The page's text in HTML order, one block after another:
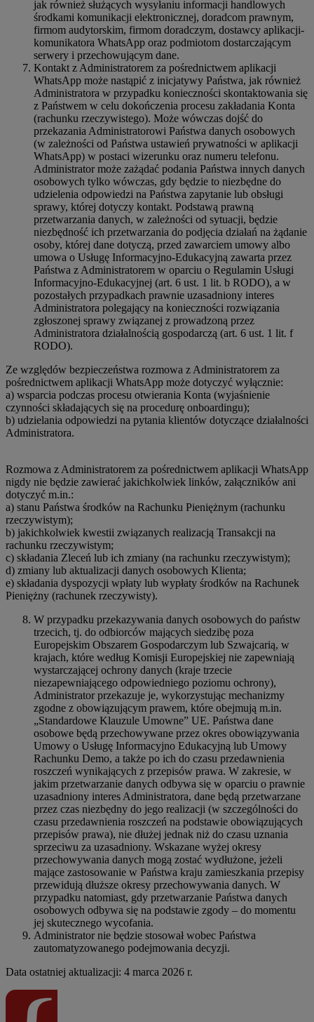
jak również służących wysyłaniu informacji handlowych
środkami komunikacji elektronicznej, doradcom prawnym,
firmom audytorskim, firmom doradczym, dostawcy aplikacji-
komunikatora WhatsApp oraz podmiotom dostarczającym
serwery i przechowującym dane.
Kontakt z Administratorem za pośrednictwem aplikacji
WhatsApp może nastąpić z inicjatywy Państwa, jak również
Administratora w przypadku konieczności skontaktowania się
z Państwem w celu dokończenia procesu zakładania Konta
(rachunku rzeczywistego). Może wówczas dojść do
przekazania Administratorowi Państwa danych osobowych
(w zależności od Państwa ustawień prywatności w aplikacji
WhatsApp) w postaci wizerunku oraz numeru telefonu.
Administrator może zażądać podania Państwa innych danych
osobowych tylko wówczas, gdy będzie to niezbędne do
udzielenia odpowiedzi na Państwa zapytanie lub obsługi
sprawy, której dotyczy kontakt. Podstawą prawną
przetwarzania danych, w zależności od sytuacji, będzie
niezbędność ich przetwarzania do podjęcia działań na żądanie
osoby, której dane dotyczą, przed zawarciem umowy albo
umowa o Usługę Informacyjno-Edukacyjną zawarta przez
Państwa z Administratorem w oparciu o Regulamin Usługi
Informacyjno-Edukacyjnej (art. 6 ust. 1 lit. b RODO), a w
pozostałych przypadkach prawnie uzasadniony interes
Administratora polegający na konieczności rozwiązania
zgłoszonej sprawy związanej z prowadzoną przez
Administratora działalnością gospodarczą (art. 6 ust. 1 lit. f
RODO).
Ze względów bezpieczeństwa rozmowa z Administratorem za
pośrednictwem aplikacji WhatsApp może dotyczyć wyłącznie:
a) wsparcia podczas procesu otwierania Konta (wyjaśnienie
czynności składających się na procedurę onboardingu);
b) udzielania odpowiedzi na pytania klientów dotyczące działalności
Administratora.
Rozmowa z Administratorem za pośrednictwem aplikacji WhatsApp
nigdy nie będzie zawierać jakichkolwiek linków, załączników ani
dotyczyć m.in.:
a) stanu Państwa środków na Rachunku Pieniężnym (rachunku
rzeczywistym);
b) jakichkolwiek kwestii związanych realizacją Transakcji na
rachunku rzeczywistym;
c) składania Zleceń lub ich zmiany (na rachunku rzeczywistym);
d) zmiany lub aktualizacji danych osobowych Klienta;
e) składania dyspozycji wpłaty lub wypłaty środków na Rachunek
Pieniężny (rachunek rzeczywisty).
W przypadku przekazywania danych osobowych do państw
trzecich, tj. do odbiorców mających siedzibę poza
Europejskim Obszarem Gospodarczym lub Szwajcarią, w
krajach, które według Komisji Europejskiej nie zapewniają
wystarczającej ochrony danych (kraje trzecie
niezapewniającego odpowiedniego poziomu ochrony),
Administrator przekazuje je, wykorzystując mechanizmy
zgodne z obowiązującym prawem, które obejmują m.in.
„Standardowe Klauzule Umowne” UE. Państwa dane
osobowe będą przechowywane przez okres obowiązywania
Umowy o Usługę Informacyjno Edukacyjną lub Umowy
Rachunku Demo, a także po ich do czasu przedawnienia
roszczeń wynikających z przepisów prawa. W zakresie, w
jakim przetwarzanie danych odbywa się w oparciu o prawnie
uzasadniony interes Administratora, dane będą przetwarzane
przez czas niezbędny do jego realizacji (w szczególności do
czasu przedawnienia roszczeń na podstawie obowiązujących
przepisów prawa), nie dłużej jednak niż do czasu uznania
sprzeciwu za uzasadniony. Wskazane wyżej okresy
przechowywania danych mogą zostać wydłużone, jeżeli
mające zastosowanie w Państwa kraju zamieszkania przepisy
przewidują dłuższe okresy przechowywania danych. W
przypadku natomiast, gdy przetwarzanie Państwa danych
osobowych odbywa się na podstawie zgody – do momentu
jej skutecznego wycofania.
Administrator nie będzie stosował wobec Państwa
zautomatyzowanego podejmowania decyzji.
Data ostatniej aktualizacji: 4 marca 2026 r.